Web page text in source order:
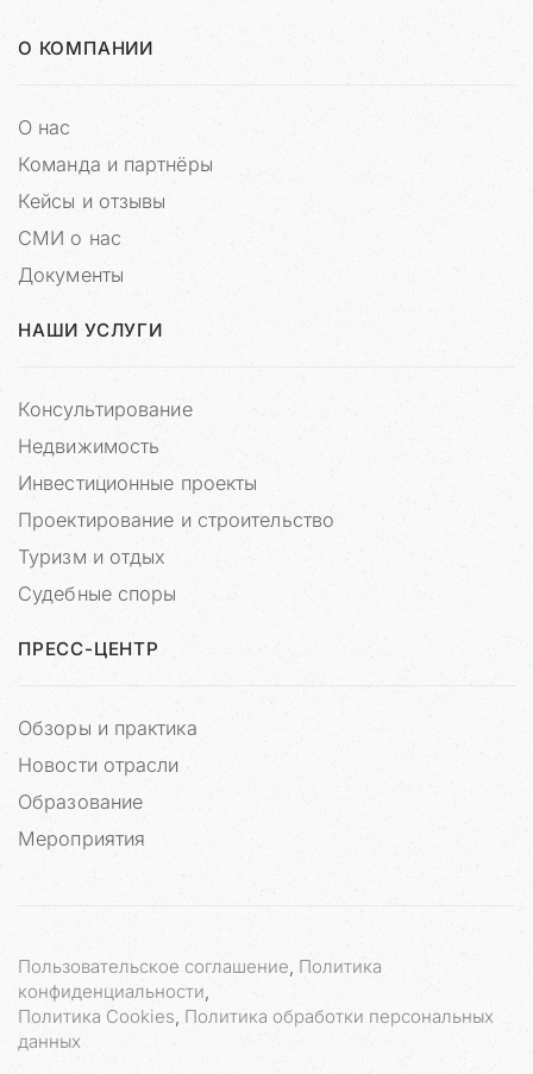
О КОМПАНИИ
О нас
Команда и партнёры
Кейсы и отзывы
СМИ о нас
Документы
НАШИ УСЛУГИ
Консультирование
Недвижимость
Инвестиционные проекты
Проектирование и строительство
Туризм и отдых
Судебные споры
ПРЕСС-ЦЕНТР
Обзоры и практика
Новости отрасли
Образование
Мероприятия
Пользовательское соглашение, Политика
конфиденциальности,
Политика Cookies, Политика обработки персональных
данных
о
т
а
н
а
н
е
т
е
у
т
а
и
о
н
у
о
н
х
о